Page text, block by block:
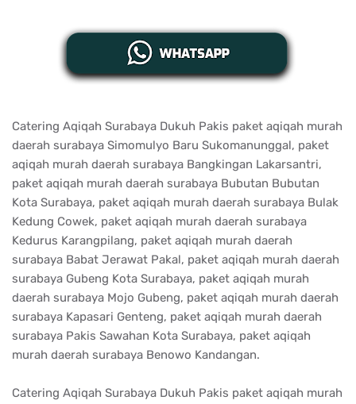
Catering Aqiqah Surabaya Dukuh Pakis paket aqiqah murah
daerah surabaya Simomulyo Baru Sukomanunggal, paket
aqiqah murah daerah surabaya Bangkingan Lakarsantri,
paket aqiqah murah daerah surabaya Bubutan Bubutan
Kota Surabaya, paket aqiqah murah daerah surabaya Bulak
Kedung Cowek, paket aqiqah murah daerah surabaya
Kedurus Karangpilang, paket aqiqah murah daerah
surabaya Babat Jerawat Pakal, paket aqiqah murah daerah
surabaya Gubeng Kota Surabaya, paket aqiqah murah
daerah surabaya Mojo Gubeng, paket aqiqah murah daerah
surabaya Kapasari Genteng, paket aqiqah murah daerah
surabaya Pakis Sawahan Kota Surabaya, paket aqiqah
murah daerah surabaya Benowo Kandangan.
Catering Aqiqah Surabaya Dukuh Pakis paket aqiqah murah